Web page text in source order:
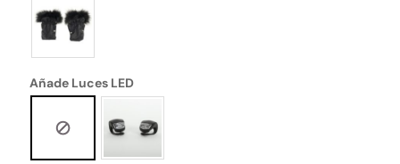
Añade Luces LED